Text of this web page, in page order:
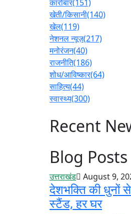
कारोबार(151)
खेती/किसानी(140)
खेल(119)
नेशनल न्यूज़(217)
मनोरंजन(40)
राजनीति(186)
शोध/आविष्कार(64)
साहित्य(44)
स्वास्थ्य(300)
Recent
Blog Posts
उत्तराखंड August 9,
देशभक्ति की धुनों
स्टैंड, हर घर